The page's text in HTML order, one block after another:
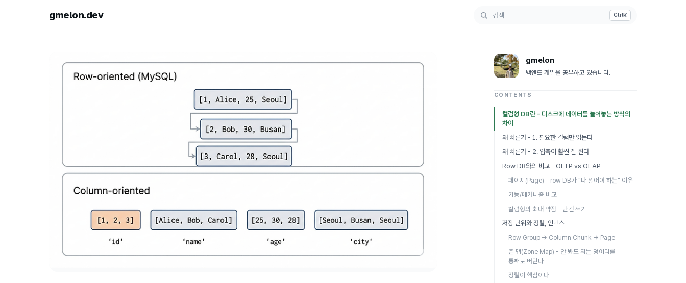
gmelon.dev CtrlK
gmelon
백엔드 개발을 공부하고 있습니다.
CONTENTS
컬럼형 DB란 - 디스크에 데이터를 늘어놓는 방식의
차이
왜 빠른가 - 1. 필요한 컬럼만 읽는다
왜 빠른가 - 2. 압축이 훨씬 잘 된다
Row DB와의 비교 - OLTP vs OLAP
페이지(Page) - row DB가 "다 읽어야 하는" 이유
기능/메커니즘 비교
컬럼형의 최대 약점 - 단건 쓰기
저장 단위와 정렬, 인덱스
Row Group → Column Chunk → Page
존 맵(Zone Map) - 안 봐도 되는 덩어리를
통째로 버린다
정렬이 핵심이다